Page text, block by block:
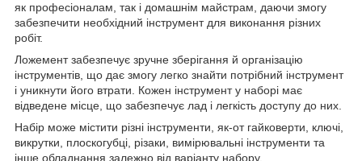
як професіоналам, так і домашнім майстрам, даючи змогу
забезпечити необхідний інструмент для виконання різних
робіт.
Ложемент забезпечує зручне зберігання й організацію
інструментів, що дає змогу легко знайти потрібний інструмент
і уникнути його втрати. Кожен інструмент у наборі має
відведене місце, що забезпечує лад і легкість доступу до них.
Набір може містити різні інструменти, як-от гайковерти, ключі,
викрутки, плоскогубці, різаки, вимірювальні інструменти та
інше обладнання залежно від варіанту набору.